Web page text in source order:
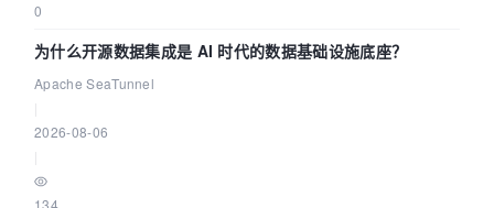
0
为什么开源数据集成是 AI 时代的数据基础设施底座？
Apache SeaTunnel
2026-08-06